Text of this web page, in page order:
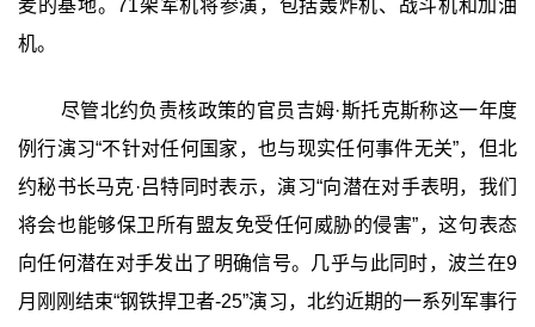
麦的基地。71架军机将参演，包括轰炸机、战斗机和加油
机。
尽管北约负责核政策的官员吉姆·斯托克斯称这一年度
例行演习“不针对任何国家，也与现实任何事件无关”，但北
约秘书长马克·吕特同时表示，演习“向潜在对手表明，我们
将会也能够保卫所有盟友免受任何威胁的侵害”，这句表态
向任何潜在对手发出了明确信号。几乎与此同时，波兰在9
月刚刚结束“钢铁捍卫者-25”演习，北约近期的一系列军事行